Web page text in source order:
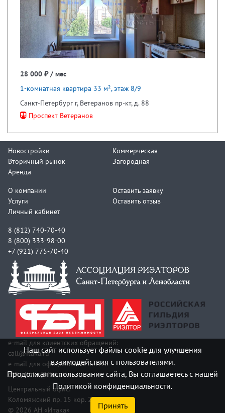
28 000 ₽ / мес
1-комнатная квартира 33 м², этаж 8/9
Санкт-Петербург г, Ветеранов пр-кт, д. 88
Проспект Ветеранов
Новостройки
Вторичный рынок
Аренда
Коммерческая
Загородная
О компании
Услуги
Личный кабинет
Оставить заявку
Оставить отзыв
8 (812) 740-70-40
8 (800) 333-98-00
+7 (921) 775-70-40
e-mail для клиентских обращений:
call@itaka.ru
e-mail для официальных писем:
officeitaka@itaka.ru
Центральный офис:
Коломяжский пр. 15 кор. 2
© 2026 АН «Итака»
Наш сайт использует файлы cookie для улучшения
взаимодействия с пользователями.
Продолжая использование сайта, Вы соглашаетесь с нашей
Политикой конфиденциальности.
Принять